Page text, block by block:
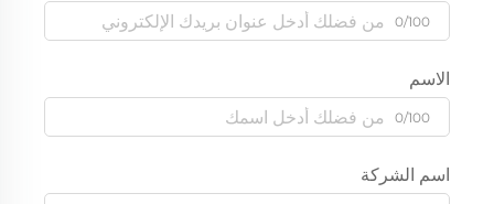
0/100
الاسم
0/100
اسم الشركة